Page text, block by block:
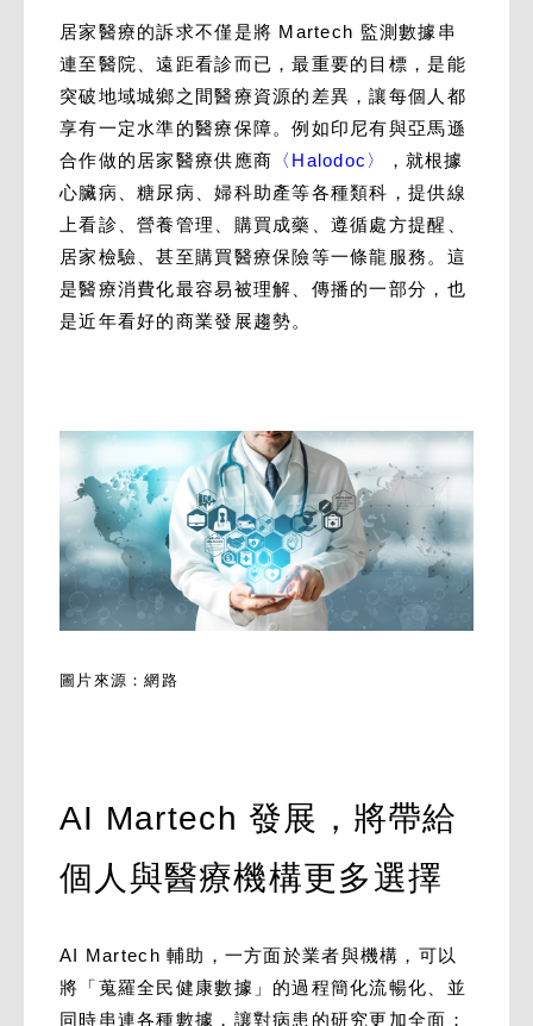
居家醫療的訴求不僅是將 Martech 監測數據串
連至醫院、遠距看診而已，最重要的目標，是能
突破地域城鄉之間醫療資源的差異，讓每個人都
享有一定水準的醫療保障。例如印尼有與亞馬遜
合作做的居家醫療供應商 〈Halodoc〉
，就根據
心臟病、糖尿病、婦科助產等各種類科，提供線
上看診、營養管理、購買成藥、遵循處方提醒、
居家檢驗、甚至購買醫療保險等一條龍服務。這
是醫療消費化最容易被理解、傳播的一部分，也
是近年看好的商業發展趨勢。
圖片來源：網路
AI Martech 發展，將帶給
個人與醫療機構更多選擇
AI Martech 輔助，一方面於業者與機構，可以
將「蒐羅全民健康數據」的過程簡化流暢化、並
同時串連各種數據，讓對病患的研究更加全面；